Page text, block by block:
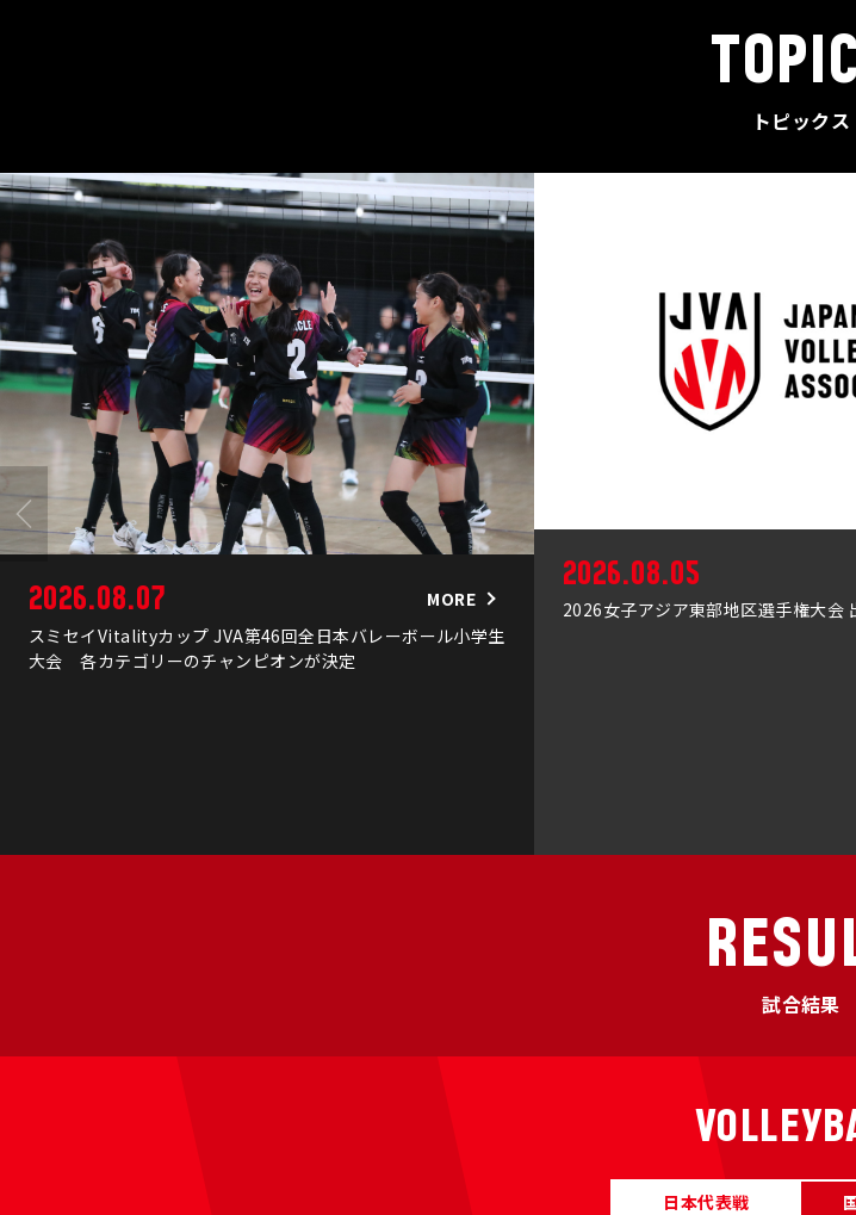
トピックス
2026.08.07
MORE
スミセイVitalityカップ JVA第46回全日本バレーボール小学生
大会 各カテゴリーのチャンピオンが決定
2026.08.05
2026女子アジア東部地区選手権大会
試合結果
日本代表戦